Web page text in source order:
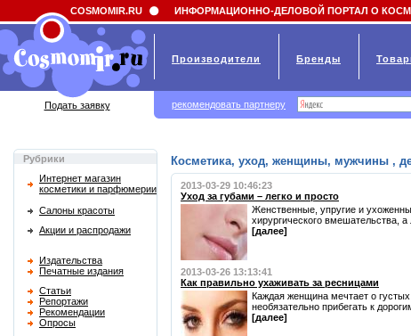
Field 'news_title' doesn't have a default value
Рубрики
Интернет магазин
косметики и парфюмерии
Салоны красоты
Акции и распродажи
Издательства
Печатные издания
Статьи
Репортажи
Рекомендации
Опросы
Косметика, уход, женщины, мужчины ,
2013-03-29 10:46:23
Уход за губами – легко и просто
Женственные, упругие и
хирургического вмешательства, а
[далее]
2013-03-26 13:13:41
Как правильно ухаживать за ресницами
Каждая женщина мечтает о
необязательно прибегать к
[далее]
COSMOMIR.RU ИНФОРМАЦИОННО-ДЕЛОВОЙ ПОРТАЛ О
Производители Бренды
Подать заявку рекомендовать партнеру